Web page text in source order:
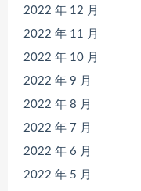
2022 年 12 月
2022 年 11 月
2022 年 10 月
2022 年 9 月
2022 年 8 月
2022 年 7 月
2022 年 6 月
2022 年 5 月